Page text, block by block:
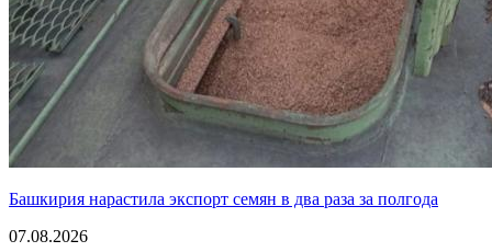
Башкирия нарастила экспорт семян в два раза за полгода
07.08.2026